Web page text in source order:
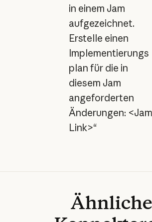
in einem Jam
aufgezeichnet.
Erstelle einen
Implementierungs
plan für die in
diesem Jam
angeforderten
Änderungen: <Jam
Link>“
Ähnliche